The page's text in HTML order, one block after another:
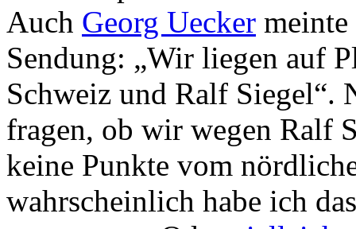
Auch Georg Uecker meinte
Sendung: „Wir liegen auf
Schweiz und Ralf Siegel“.
fragen, ob wir wegen Ralf
keine Punkte vom
wahrscheinlich habe ich